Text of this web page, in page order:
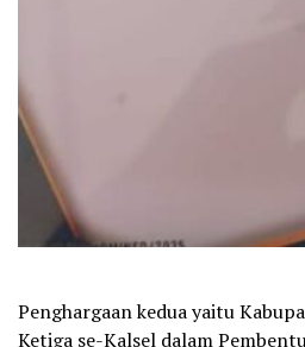
Penghargaan kedua yaitu
Ketiga se-Kalsel dalam